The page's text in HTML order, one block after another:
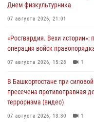
Днем физкультурника
07 августа 2026, 21:01
«Росгвардия. Вехи истории»:
операция войск
07 августа 2026, 15:28 1
В Башкортостане при
пресечена противоправная
терроризма (видео)
07 августа 2026, 13:30 1